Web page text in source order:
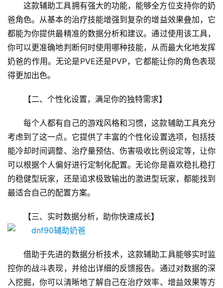
这款辅助工具拥有强大的功能，能够全方位支持你的奶
爸角色。从基本的治疗技能增强到复杂的增益效果叠加，它
都能为你提供最精准的数据分析和建议。通过使用该工具，
你可以更准确地判断何时使用哪种技能，从而最大化地发挥
奶爸的作用。无论是PVE还是PVP，它都能让你的角色表现
得更加出色。
【二、个性化设置，满足你的独特需求】
每个人都有自己的游戏风格和习惯，这款辅助工具充分
考虑到了这一点。它提供了丰富的个性化设置选项，包括技
能冷却时间调整、治疗量预估、伤害吸收比例设定等，让你
可以根据个人偏好进行定制化配置。无论你是喜欢稳扎稳打
的稳健型玩家，还是追求极致输出的激进型玩家，都能找到
最适合自己的配置方案。
【三、实时数据分析，助你快速成长】
借助于先进的数据分析技术，这款辅助工具能够实时监
控你的战斗表现，并给出详细的反馈报告。通过对数据的深
入挖掘，你可以清晰地了解自己在治疗效率、增益效果等方